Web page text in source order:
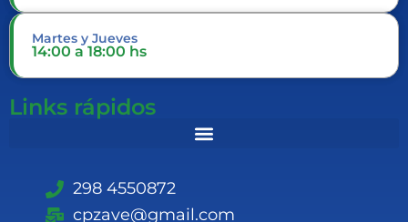
Martes y Jueves
14:00 a 18:00 hs
Links rápidos
298 4550872
cpzave@gmail.com